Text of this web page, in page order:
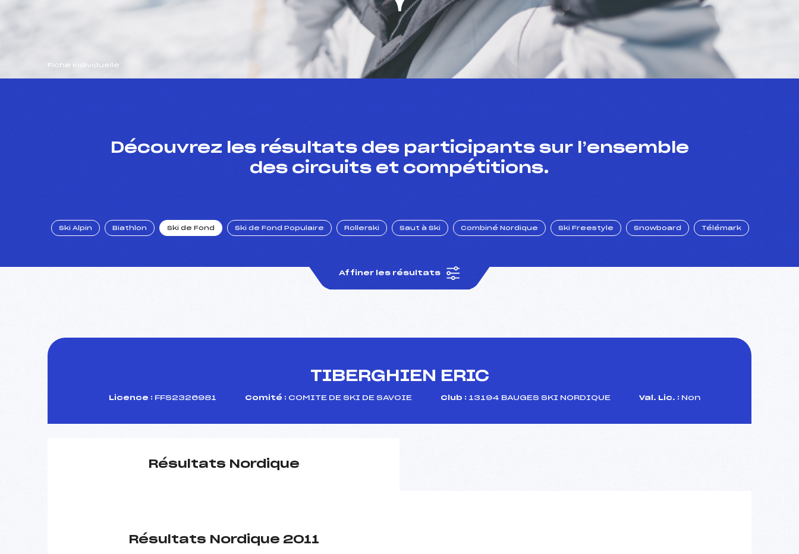
Fiche individuelle
Découvrez les résultats des participants sur l’ensemble
des circuits et compétitions.
Ski Alpin Biathlon Ski de Fond Ski de Fond Populaire Rollerski Saut à Ski Combiné Nordique Ski Freestyle Snowboard Télémark
Affiner les résultats
TIBERGHIEN ERIC
Licence : FFS2326981 Comité : COMITE DE SKI DE SAVOIE Club : 13194 BAUGES SKI NORDIQUE Val. Lic. : Non
Résultats Nordique
Résultats Nordique 2011